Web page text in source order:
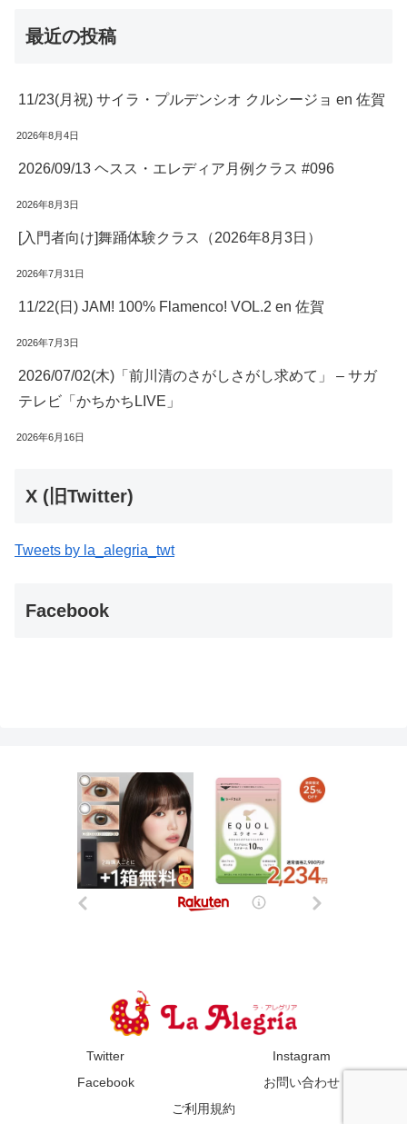
最近の投稿
11/23(月祝) サイラ・プルデンシオ クルシージョ en 佐賀
2026年8月4日
2026/09/13 ヘスス・エレディア月例クラス #096
2026年8月3日
[入門者向け]舞踊体験クラス（2026年8月3日）
2026年7月31日
11/22(日) JAM! 100% Flamenco! VOL.2 en 佐賀
2026年7月3日
2026/07/02(木)「前川清のさがしさがし求めて」 – サガ
テレビ「かちかちLIVE」
2026年6月16日
X (旧Twitter)
Tweets by la_alegria_twt
Facebook
Twitter
Instagram
Facebook
お問い合わせ
ご利用規約